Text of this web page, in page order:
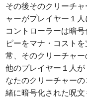
その後そのクリーチャ
ャーがプレイヤー１
コントローラーは暗
ピーをマナ・コスト
常、そのクリーチャー
他のプレイヤー１人
なたのクリーチャー
緒に暗号化された呪文